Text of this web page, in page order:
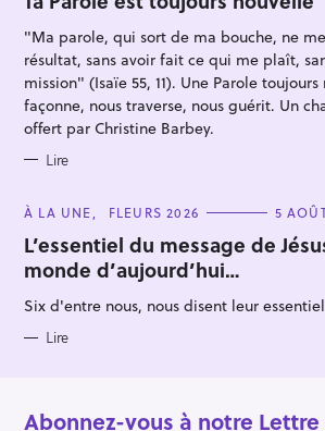
R
E
"Ma parole, qui sort de ma bouche, ne
résultat, sans avoir fait ce qui me plaît,
mission" (Isaïe 55, 11). Une Parole
façonne, nous traverse, nous guérit. Un
offert par Christine Barbey.
Lire
C
T
E
G
O
R
I
S
À LA UNE FLEURS 2026 5
L’essentiel du message de
monde d’aujourd’hui…
Six d'entre nous, nous disent leur
Lire
Abonnez-vous à notre Lettre